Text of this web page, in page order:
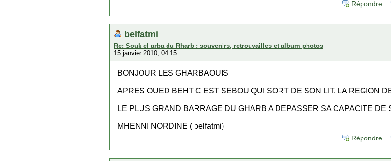
Répondre
belfatmi
Re: Souk el arba du Rharb : souvenirs, retrouvailles et album photos
15 janvier 2010, 04:15
BONJOUR LES GHARBAOUIS
APRES OUED BEHT C EST SEBOU QUI SORT DE SON LIT. LA REGION
LE PLUS GRAND BARRAGE DU GHARB A DEPASSER SA CAPACITE DE
MHENNI NORDINE ( belfatmi)
Répondre